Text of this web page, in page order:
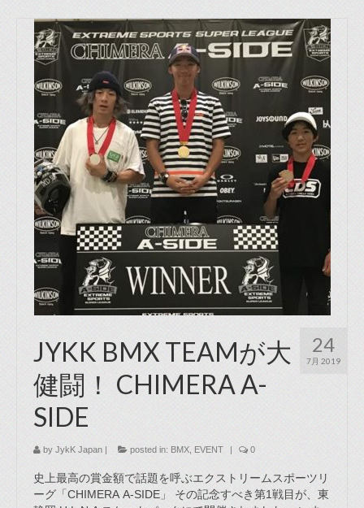
24
7月 2019
JYKK BMX TEAMが大
健闘！ CHIMERA A-
SIDE
by JykK Japan | posted in: BMX EVENT | 0
史上最高の賞金額で話題を呼ぶエクストリームスポーツリ
ーグ「CHIMERA A-SIDE」 その記念すべき第1戦目が、東